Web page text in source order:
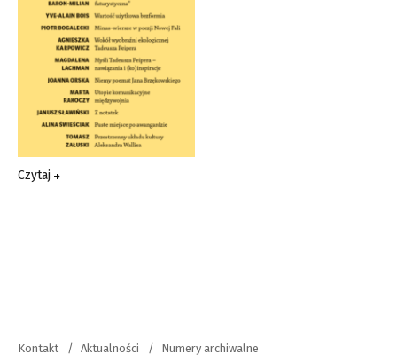
Czytaj
Kontakt Aktualności Numery archiwalne